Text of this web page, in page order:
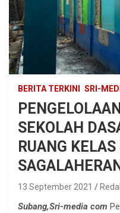
BERITA TERKINI SRI-
SEKOLAH
RUANG KELAS
13 September 2021
Subang,Sri-media com